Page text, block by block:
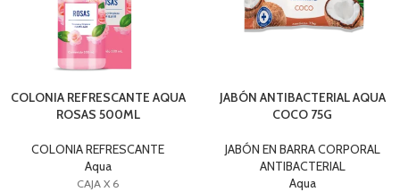
COLONIA REFRESCANTE AQUA
ROSAS 500ML
COLONIA REFRESCANTE
Aqua
CAJA X 6
JABÓN ANTIBACTERIAL AQUA
COCO 75G
JABÓN EN BARRA CORPORAL
ANTIBACTERIAL
Aqua